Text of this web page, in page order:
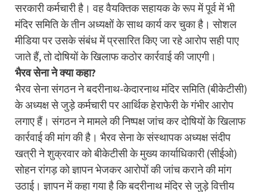
सरकारी कर्मचारी है। वह वैयक्तिक सहायक के रूप में पूर्व में भी
मंदिर समिति के तीन अध्यक्षों के साथ कार्य कर चुका है। सोशल
मीडिया पर उसके संबंध में प्रसारित किए जा रहे आरोप सही पाए
जाते हैं, तो दोषियों के खिलाफ कठोर कार्रवाई की जाएगी।
भैरव सेना ने क्या कहा?
भैरव सेना संगठन ने बदरीनाथ-केदारनाथ मंदिर समिति (बीकेटीसी)
के अध्यक्ष से जुड़े कर्मचारी पर आर्थिक हेराफेरी के गंभीर आरोप
लगाए हैं। संगठन ने मामले की निष्पक्ष जांच कर दोषियों के खिलाफ
कार्रवाई की मांग की है। भैरव सेना के संस्थापक अध्यक्ष संदीप
खत्री ने शुक्रवार को बीकेटीसी के मुख्य कार्याधिकारी (सीईओ)
सोहन रांगड़ को ज्ञापन भेजकर आरोपों की जांच कराने की मांग
उठाई। ज्ञापन में कहा गया है कि बदरीनाथ मंदिर से जुड़े वित्तीय